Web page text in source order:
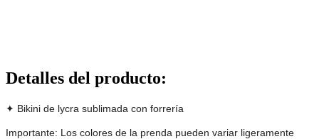
Detalles del producto:
✦ Bikini de lycra sublimada con forrería
Importante: Los colores de la prenda pueden variar ligeramente